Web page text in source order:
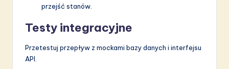
przejść stanów.
Testy integracyjne
Przetestuj przepływ z mockami bazy danych i interfejsu
API.